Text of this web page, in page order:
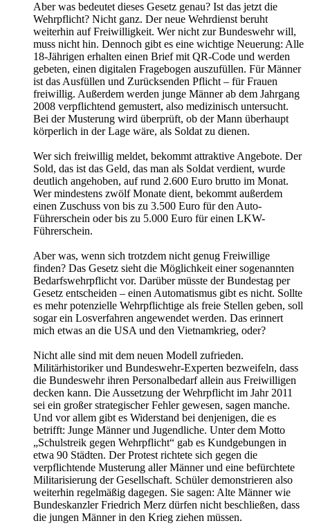
Aber was bedeutet dieses Gesetz genau? Ist das jetzt die
Wehrpflicht? Nicht ganz. Der neue Wehrdienst beruht
weiterhin auf Freiwilligkeit. Wer nicht zur Bundeswehr will,
muss nicht hin. Dennoch gibt es eine wichtige Neuerung: Alle
18-Jährigen erhalten einen Brief mit QR-Code und werden
gebeten, einen digitalen Fragebogen auszufüllen. Für Männer
ist das Ausfüllen und Zurücksenden Pflicht – für Frauen
freiwillig. Außerdem werden junge Männer ab dem Jahrgang
2008 verpflichtend gemustert, also medizinisch untersucht.
Bei der Musterung wird überprüft, ob der Mann überhaupt
körperlich in der Lage wäre, als Soldat zu dienen.
Wer sich freiwillig meldet, bekommt attraktive Angebote. Der
Sold, das ist das Geld, das man als Soldat verdient, wurde
deutlich angehoben, auf rund 2.600 Euro brutto im Monat.
Wer mindestens zwölf Monate dient, bekommt außerdem
einen Zuschuss von bis zu 3.500 Euro für den Auto-
Führerschein oder bis zu 5.000 Euro für einen LKW-
Führerschein.
Aber was, wenn sich trotzdem nicht genug Freiwillige
finden? Das Gesetz sieht die Möglichkeit einer sogenannten
Bedarfswehrpflicht vor. Darüber müsste der Bundestag per
Gesetz entscheiden – einen Automatismus gibt es nicht. Sollte
es mehr potenzielle Wehrpflichtige als freie Stellen geben, soll
sogar ein Losverfahren angewendet werden. Das erinnert
mich etwas an die USA und den Vietnamkrieg, oder?
Nicht alle sind mit dem neuen Modell zufrieden.
Militärhistoriker und Bundeswehr-Experten bezweifeln, dass
die Bundeswehr ihren Personalbedarf allein aus Freiwilligen
decken kann. Die Aussetzung der Wehrpflicht im Jahr 2011
sei ein großer strategischer Fehler gewesen, sagen manche.
Und vor allem gibt es Widerstand bei denjenigen, die es
betrifft: Junge Männer und Jugendliche. Unter dem Motto
„Schulstreik gegen Wehrpflicht“ gab es Kundgebungen in
etwa 90 Städten. Der Protest richtete sich gegen die
verpflichtende Musterung aller Männer und eine befürchtete
Militarisierung der Gesellschaft. Schüler demonstrieren also
weiterhin regelmäßig dagegen. Sie sagen: Alte Männer wie
Bundeskanzler Friedrich Merz dürfen nicht beschließen, dass
die jungen Männer in den Krieg ziehen müssen.